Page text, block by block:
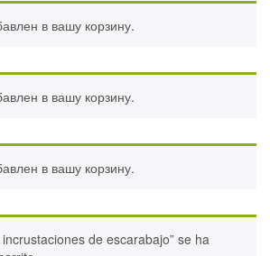
в вашу корзину.
в вашу корзину.
в вашу корзину.
de escarabajo” se ha